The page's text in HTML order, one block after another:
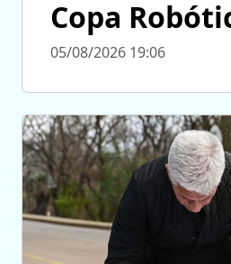
Copa
05/08/2026 19:06